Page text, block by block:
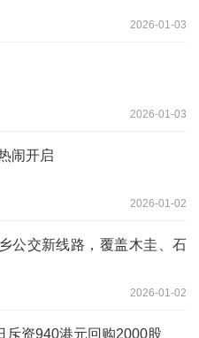
2026-01-03
2026-01-03
闹开启
2026-01-02
公交新线路，覆盖木圭、石
2026-01-02
斥资940港元回购2000股